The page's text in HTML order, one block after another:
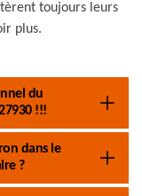
toujours leurs
plus.
du
!!!
dans le
?